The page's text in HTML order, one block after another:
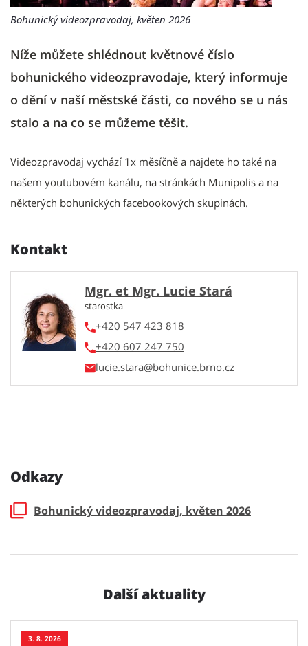
Bohunický videozpravodaj, květen 2026
Níže můžete shlédnout květnové číslo
bohunického videozpravodaje, který informuje
o dění v naší městské části, co nového se u nás
stalo a na co se můžeme těšit.
Videozpravodaj vychází 1x měsíčně a najdete ho také na
našem youtubovém kanálu, na stránkách Munipolis a na
některých bohunických facebookových skupinách.
Kontakt
Mgr. et Mgr. Lucie Stará
starostka
+420 547 423 818
+420 607 247 750
lucie.stara
Odkazy
Bohunický videozpravodaj, květen 2026
Další aktuality
3. 8. 2026